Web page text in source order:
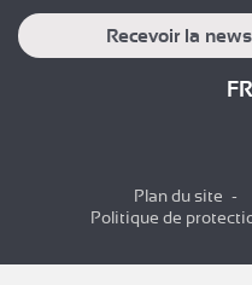
Recevoir la
FR
Plan du site
Politique de